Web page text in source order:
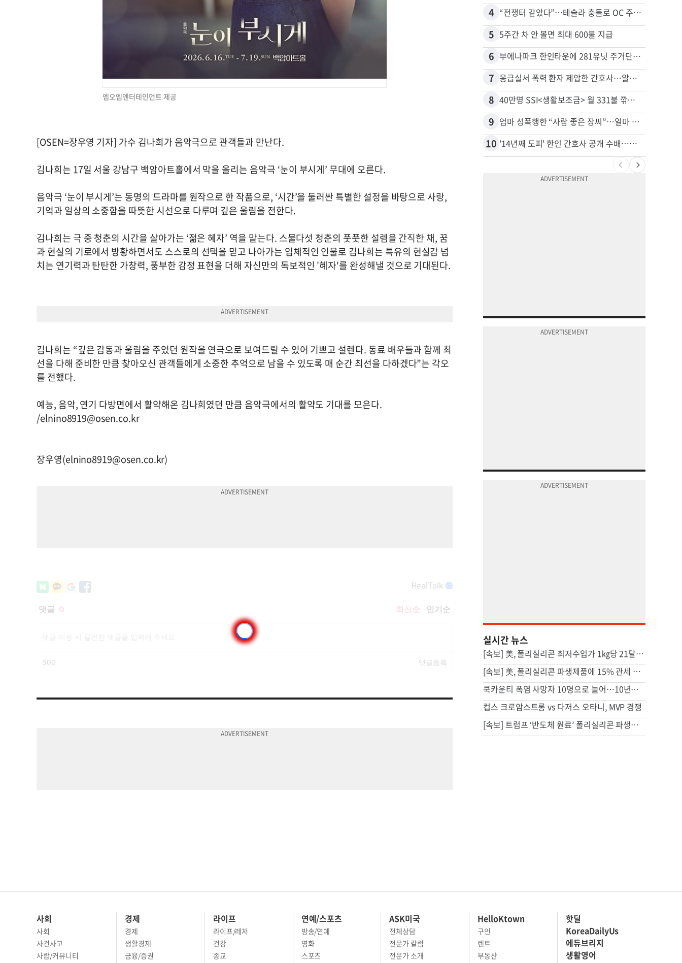
엠오엠엔터테인먼트 제공
[OSEN=장우영 기자] 가수 김나희가 음악극으로 관객들과 만난다.
김나희는 17일 서울 강남구 백암아트홀에서 막을 올리는 음악극 ‘눈이 부시게’ 무대에 오른다.
음악극 ‘눈이 부시게’는 동명의 드라마를 원작으로 한 작품으로, ‘시간’을 둘러싼 특별한 설정을 바탕으로 사랑,
기억과 일상의 소중함을 따뜻한 시선으로 다루며 깊은 울림을 전한다.
김나희는 극 중 청춘의 시간을 살아가는 ‘젊은 혜자’ 역을 맡는다. 스물다섯 청춘의 풋풋한 설렘을 간직한 채, 꿈
과 현실의 기로에서 방황하면서도 스스로의 선택을 믿고 나아가는 입체적인 인물로 김나희는 특유의 현실감 넘
치는 연기력과 탄탄한 가창력, 풍부한 감정 표현을 더해 자신만의 독보적인 '혜자'를 완성해낼 것으로 기대된다.
김나희는 “깊은 감동과 울림을 주었던 원작을 연극으로 보여드릴 수 있어 기쁘고 설렌다. 동료 배우들과 함께 최
선을 다해 준비한 만큼 찾아오신 관객들에게 소중한 추억으로 남을 수 있도록 매 순간 최선을 다하겠다”는 각오
를 전했다.
예능, 음악, 연기 다방면에서 활약해온 김나희였던 만큼 음악극에서의 활약도 기대를 모은다.
/elnino8919@osen.co.kr
장우영(elnino8919@osen.co.kr)
4 “전쟁터 같았다”…테슬라 충돌로 OC 주택 4채 파손
5 5주간 차 안 몰면 최대 600불 지급
6 부에나파크 한인타운에 281유닛 주거단지 들어선다
7 응급실서 폭력 환자 제압한 간호사…알고 보니
8 40만명 SSI<생활보조금> 월 331불 깎이나
9 엄마 성폭행한 “사람 좋은 장씨”…얼마 뒤 딸 배도 불러왔다
10 '14년째 도피' 한인 간호사 공개 수배…메디케어 사기 유죄
실시간 뉴스
[속보] 美, 폴리실리콘 최저수입가 1㎏당 21달러로…'덤핑 방지' 조치
[속보] 美, 폴리실리콘 파생제품에 15% 관세 부과…120일 뒤 발효
쿡카운티 폭염 사망자 10명으로 늘어…10년래 최다
컵스 크로암스트롱 vs 다저스 오타니, MVP 경쟁
[속보] 트럼프 ‘반도체 원료’ 폴리실리콘 파생제품에 15% 관세 부과
사회
사회
경제
경제
라이프
라이프/레저
연예/스포츠
방송/연예
ASK미국
전체상담
HelloKtown
구인
핫딜
KoreaDailyUs